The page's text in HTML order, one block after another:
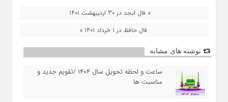
« فال ابجد در 30 اردیبهشت 1401
فال حافظ در 1 خرداد 1401 »
نوشته های مشابه
ساعت و لحظه تحویل سال ۱۴۰۴ /تقویم جدید و
مناسبت ها